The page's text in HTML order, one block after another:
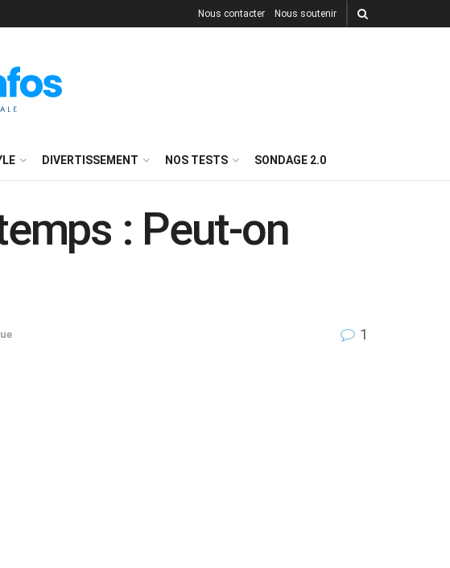
Nous contacter Nous soutenir
DIVERTISSEMENT NOS TESTS SONDAGE 2.0
: Peut-on
1